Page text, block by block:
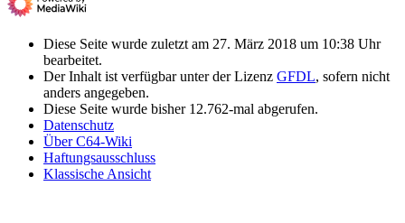
Diese Seite wurde zuletzt am 27. März 2018 um 10:38 Uhr
bearbeitet.
Der Inhalt ist verfügbar unter der Lizenz GFDL, sofern nicht
anders angegeben.
Diese Seite wurde bisher 12.762-mal abgerufen.
Datenschutz
Über C64-Wiki
Haftungsausschluss
Klassische Ansicht